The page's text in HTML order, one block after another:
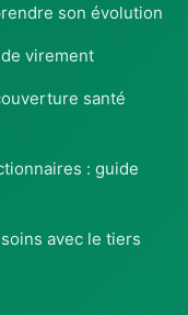
son évolution
virement
santé
: guide
avec le tiers